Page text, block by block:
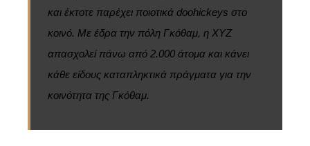
και έκτοτε παρέχει ποιοτικά doohickeys στο
κοινό. Με έδρα την πόλη Γκόθαμ, η XYZ
απασχολεί πάνω από 2.000 άτομα και κάνει
κάθε είδους καταπληκτικά πράγματα για την
κοινότητα της Γκόθαμ.